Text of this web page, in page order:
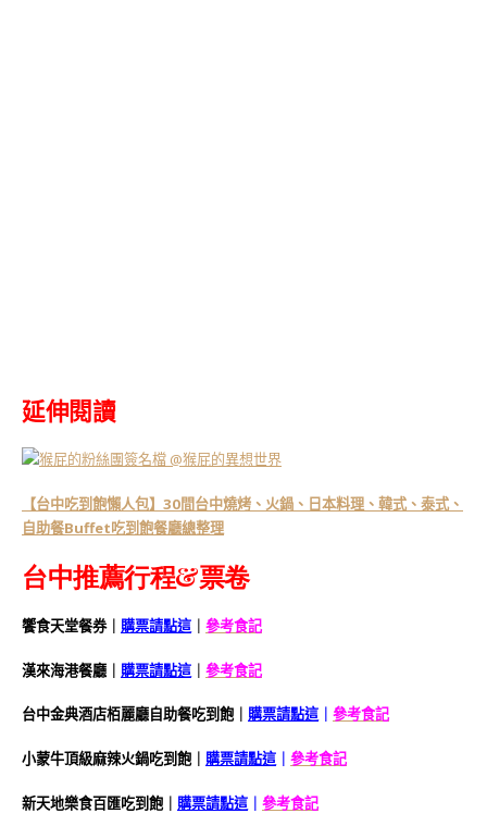
延伸閱讀
【台中吃到飽懶人包】30間台中燒烤、火鍋、日本料理、韓式、泰式、
自助餐Buffet吃到飽餐廳總整理
台中推薦行程&票卷
饗食天堂餐券｜ 購票請點這 ｜ 參考食記
漢來海港餐廳｜ 購票請點這 ｜ 參考食記
台中金典酒店栢麗廳自助餐吃到飽｜ 購票請點這 參考食記
小蒙牛頂級麻辣火鍋吃到飽｜ 購票請點這 ｜ 參考食記
新天地樂食百匯吃到飽｜ 購票請點這 ｜ 參考食記